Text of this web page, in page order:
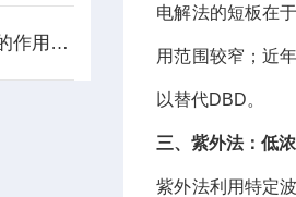
臭氧在水产养殖中的作用机理与工艺设计
电解法的短板在
用范围较窄；近
以替代DBD。
三、紫外法：低
紫外法利用特定